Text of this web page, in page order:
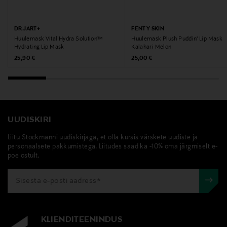
Tootja aadress
Porkkalankatu 20C, 00180, Helsinki, Finland
info@saether.fi
Fenty Skin, huulemask, huuled
DR.JART+
Huulemask Vital Hydra Solution™
Hydrating Lip Mask
Original Price
25,90 €
FENTY SKIN
Huulemask Plush Puddin' Lip Mask
Kalahari Melon
Original Price
25,00 €
UUDISKIRI
Liitu Stockmanni uudiskirjaga, et olla kursis värskete uudiste ja
personaalsete pakkumistega. Liitudes saad ka -10% oma järgmiselt e-
poe ostult.
KLIENDITEENINDUS